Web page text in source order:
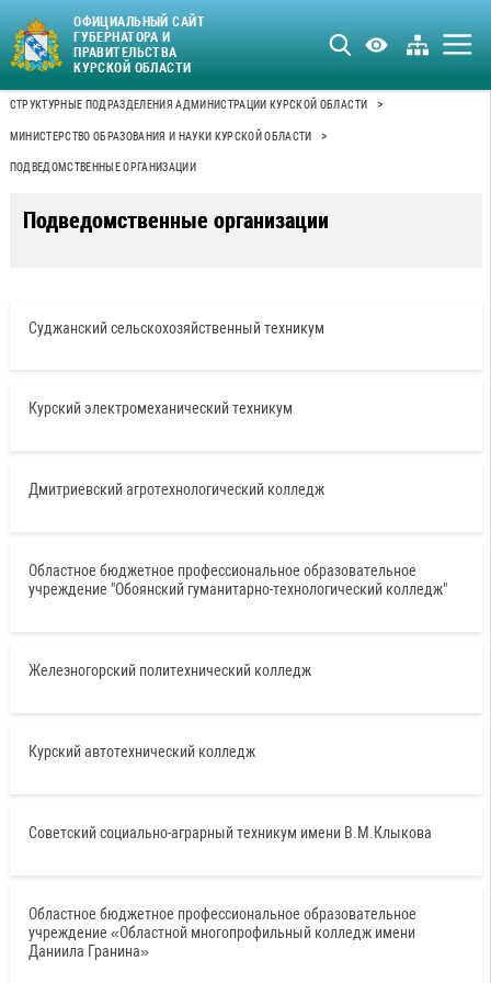
ОФИЦИАЛЬНЫЙ САЙТ
ГУБЕРНАТОРА И
ПРАВИТЕЛЬСТВА
КУРСКОЙ ОБЛАСТИ
СТРУКТУРНЫЕ ПОДРАЗДЕЛЕНИЯ АДМИНИСТРАЦИИ КУРСКОЙ ОБЛАСТИ >
МИНИСТЕРСТВО ОБРАЗОВАНИЯ И НАУКИ КУРСКОЙ ОБЛАСТИ >
ПОДВЕДОМСТВЕННЫЕ ОРГАНИЗАЦИИ
Подведомственные организации
Суджанский сельскохозяйственный техникум
Курский электромеханический техникум
Дмитриевский агротехнологический колледж
Областное бюджетное профессиональное образовательное
учреждение "Обоянский гуманитарно-технологический колледж"
Железногорский политехнический колледж
Курский автотехнический колледж
Советский социально-аграрный техникум имени В.М.Клыкова
Областное бюджетное профессиональное образовательное
учреждение «Областной многопрофильный колледж имени
Даниила Гранина»